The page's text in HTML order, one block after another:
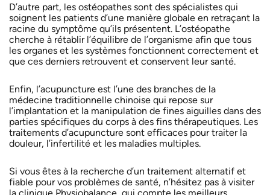
D’autre part, les ostéopathes sont des spécialistes qui
soignent les patients d’une manière globale en retraçant la
racine du symptôme qu’ils présentent. L’ostéopathe
cherche à rétablir l’équilibre de l’organisme afin que tous
les organes et les systèmes fonctionnent correctement et
que ces derniers retrouvent et conservent leur santé.
Enfin, l’acupuncture est l’une des branches de la
médecine traditionnelle chinoise qui repose sur
l’implantation et la manipulation de fines aiguilles dans des
parties spécifiques du corps à des fins thérapeutiques. Les
traitements d’acupuncture sont efficaces pour traiter la
douleur, l’infertilité et les maladies multiples.
Si vous êtes à la recherche d’un traitement alternatif et
fiable pour vos problèmes de santé, n’hésitez pas à visiter